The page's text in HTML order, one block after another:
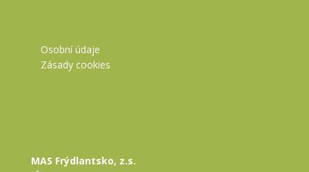
Osobní údaje
Zásady cookies
MAS Frýdlantsko, z.s.